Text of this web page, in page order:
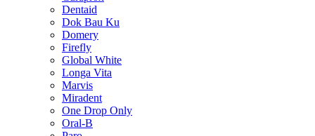
Dentaid
Dok Bau Ku
Domery
Firefly
Global White
Longa Vita
Marvis
Miradent
One Drop Only
Oral-B